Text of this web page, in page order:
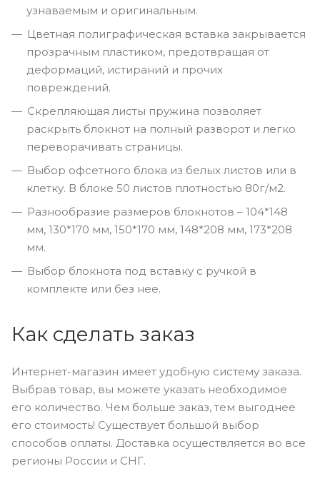
узнаваемым и оригинальным.
Цветная полиграфическая вставка закрывается
прозрачным пластиком, предотвращая от
деформаций, истираний и прочих
повреждений.
Скрепляющая листы пружина позволяет
раскрыть блокнот на полный разворот и легко
переворачивать страницы.
Выбор офсетного блока из белых листов или в
клетку. В блоке 50 листов плотностью 80г/м2.
Разнообразие размеров блокнотов – 104*148
мм, 130*170 мм, 150*170 мм, 148*208 мм, 173*208
мм.
Выбор блокнота под вставку с ручкой в
комплекте или без нее.
Как сделать заказ
Интернет-магазин имеет удобную систему заказа.
Выбрав товар, вы можете указать необходимое
его количество. Чем больше заказ, тем выгоднее
его стоимость! Существует большой выбор
способов оплаты. Доставка осуществляется во все
регионы России и СНГ.